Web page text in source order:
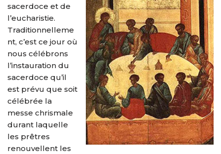
sacerdoce et de
l’eucharistie.
Traditionnelleme
nt, c’est ce jour où
nous célébrons
l’instauration du
sacerdoce qu’il
est prévu que soit
célébrée la
messe chrismale
durant laquelle
les prêtres
renouvellent les